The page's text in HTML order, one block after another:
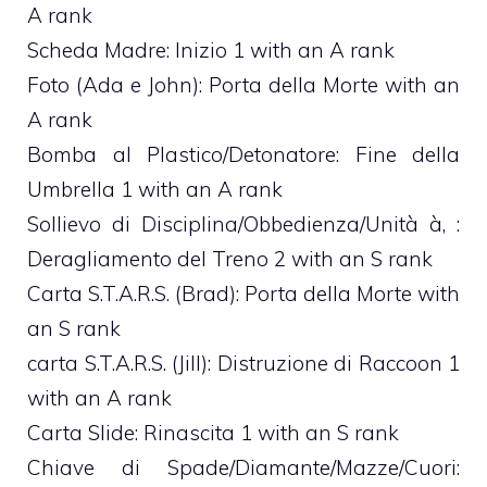
A rank
Scheda Madre: Inizio 1 with an A rank
Foto (Ada e John): Porta della Morte with an
A rank
Bomba al Plastico/Detonatore: Fine della
Umbrella 1 with an A rank
Sollievo di Disciplina/Obbedienza/Unità à‚ :
Deragliamento del Treno 2 with an S rank
Carta S.T.A.R.S. (Brad): Porta della Morte with
an S rank
carta S.T.A.R.S. (Jill): Distruzione di Raccoon 1
with an A rank
Carta Slide: Rinascita 1 with an S rank
Chiave di Spade/Diamante/Mazze/Cuori: